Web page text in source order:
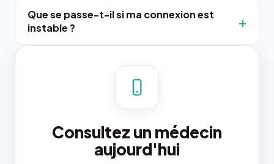
Que se passe-t-il si ma connexion est
instable ?
Consultez un médecin
aujourd'hui